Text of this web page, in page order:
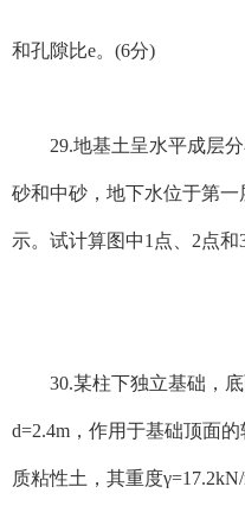
和孔隙比e。(6分)
29.地基土呈水平成层分
砂和中砂，地下水位于第
示。试计算图中1点、2点
30.某柱下独立基础，底
d=2.4m，作用于基础顶面
质粘性土，其重度